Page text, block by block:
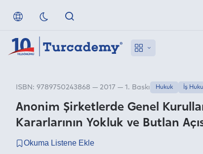
Anonim Şirketlerde Genel
Kararlarının Yokluk ve Butlan
ISBN: 9789750243868 — 2017 — 1. Baskı Hukuk İş